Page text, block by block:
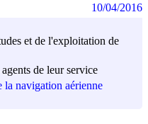
et de l'exploitation de
de leur service
la navigation aérienne
10/04/2016